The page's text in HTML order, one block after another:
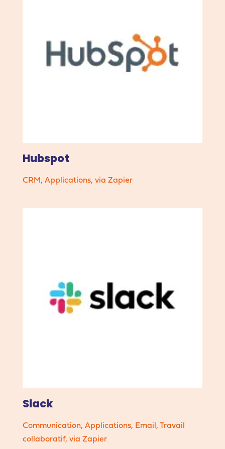
Hubspot
CRM, Applications, via Zapier
Slack
Communication, Applications, Email , Travail
collaboratif, via Zapier